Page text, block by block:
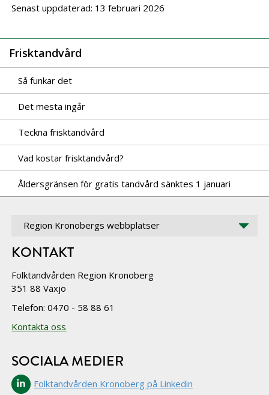
Senast uppdaterad: 13 februari 2026
Frisktandvård
Så funkar det
Det mesta ingår
Teckna frisktandvård
Vad kostar frisktandvård?
Åldersgränsen för gratis tandvård sänktes 1 januari
Region Kronobergs webbplatser
KONTAKT
Folktandvården Region Kronoberg
351 88 Växjö
Telefon: 0470 - 58 88 61
Kontakta oss
SOCIALA MEDIER
Folktandvården Kronoberg på Linkedin